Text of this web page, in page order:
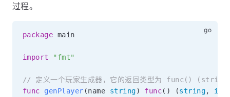
过程。
package main
import "fmt"
// 定义一个玩家生成器，它的返回类型为 func()
func
genPlayer (name string) func( ) (string, int